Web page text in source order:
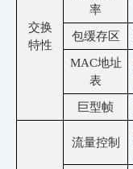
交换
特性
率
包缓存区
MAC地址
表
巨型帧
流量控制